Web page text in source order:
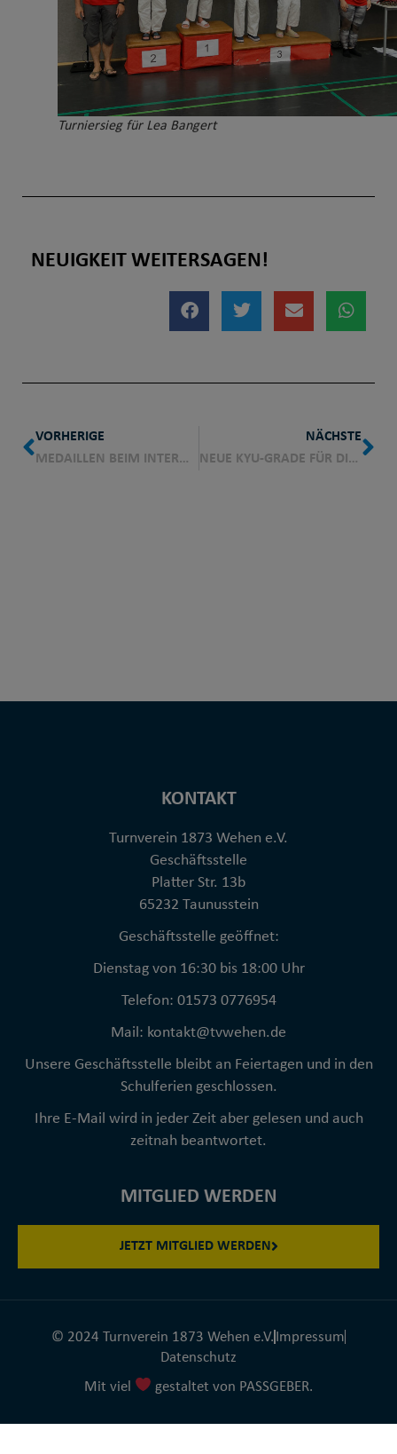
Turniersieg für Lea Bangert
NEUIGKEIT WEITERSAGEN!
VORHERIGE
MEDAILLEN BEIM INTERNATIONALEN WEINSTRASSENPOKAL IN BAD DÜRKHEIM
NÄCHSTE
NEUE KYU-GRADE FÜR DIE JUDO-LIONS DES TV WEHEN
KONTAKT
Turnverein 1873 Wehen e.V.
Geschäftsstelle
Platter Str. 13b
65232 Taunusstein
Geschäftsstelle geöffnet:
Dienstag von 16:30 bis 18:00 Uhr
Telefon: 01573 0776954
Mail: kontakt@tvwehen.de
Unsere Geschäftsstelle bleibt an Feiertagen und in den
Schulferien geschlossen.
Ihre E-Mail wird in jeder Zeit aber gelesen und auch
zeitnah beantwortet.
MITGLIED WERDEN
JETZT MITGLIED WERDEN
© 2024 Turnverein 1873 Wehen e.V. Impressum
Datenschutz
Mit viel
gestaltet von PASSGEBER.